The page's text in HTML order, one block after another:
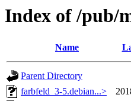
Index of /pub/
Name
Parent Directory
farbfeld_3-5.debian...>